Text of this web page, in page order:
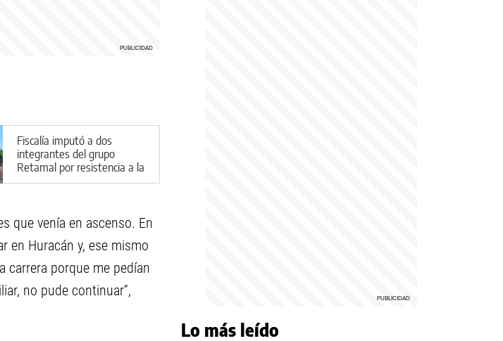
Fiscalía imputó a dos
integrantes del grupo
Retamal por resistencia a la
autoridad
que venía en ascenso. En
en Huracán y, ese mismo
carrera porque me pedían
no pude continuar”,
Lo más leído